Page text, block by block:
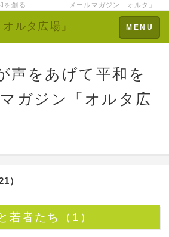
平和を創る メールマガジン「オルタ」
Toggle
navigation
MENU
ルタ広場」
声をあげて平和を
ガジン「オルタ広
）
若者たち（1）